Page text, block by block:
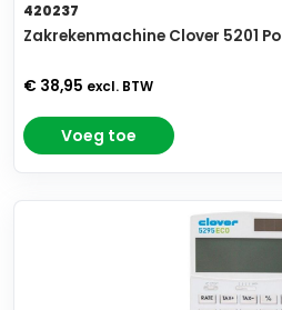
420237
Zakrekenmachine Clover 5201
€ 38,95 excl. BTW
Voeg toe